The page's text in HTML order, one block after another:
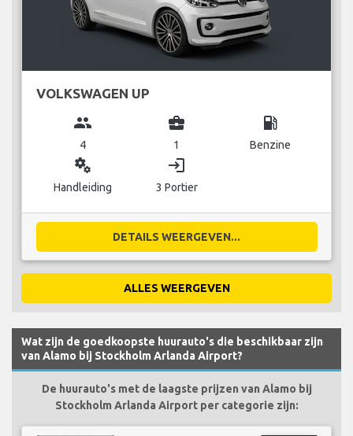
VOLKSWAGEN UP
group
4
business_center
1
local_gas_station
Benzine
miscellaneous_services
Handleiding
login
3 Portier
DETAILS WEERGEVEN...
ALLES WEERGEVEN
Wat zijn de goedkoopste huurauto's die beschikbaar zijn
van Alamo bij Stockholm Arlanda Airport?
De huurauto's met de laagste prijzen van Alamo bij
Stockholm Arlanda Airport per categorie zijn: